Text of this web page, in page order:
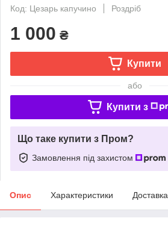
Код: Цезарь капучино
Роздріб
1 000 ₴
Купити
або
Купити з
Що таке купити з Пром?
Замовлення під захистом
Опис Характеристики Доставка